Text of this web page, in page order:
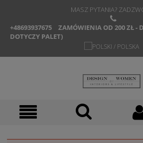
MASZ PYTANIA?
+48693937675
ZAMÓWIENIA OD 200 ZŁ -
DOTYCZY PALET)